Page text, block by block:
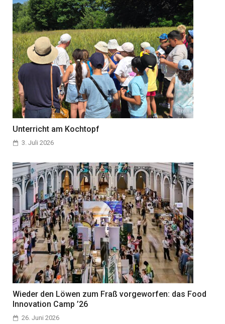
Unterricht am Kochtopf
3. Juli 2026
Wieder den Löwen zum Fraß vorgeworfen: das Food
Innovation Camp ’26
26. Juni 2026